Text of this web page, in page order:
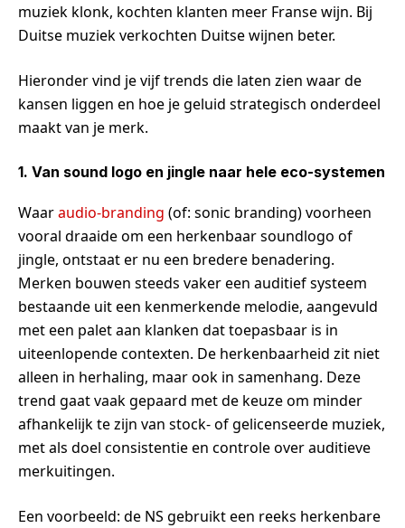
muziek klonk, kochten klanten meer Franse wijn. Bij
Duitse muziek verkochten Duitse wijnen beter.
Hieronder vind je vijf trends die laten zien waar de
kansen liggen en hoe je geluid strategisch onderdeel
maakt van je merk.
1. Van sound logo en jingle naar hele eco-systemen
Waaraudio-branding (of: sonic branding) voorheen
vooral draaide om een herkenbaar soundlogo of
jingle, ontstaat er nu een bredere benadering.
Merken bouwen steeds vaker een auditief systeem
bestaande uit een kenmerkende melodie, aangevuld
met een palet aan klanken dat toepasbaar is in
uiteenlopende contexten. De herkenbaarheid zit niet
alleen in herhaling, maar ook in samenhang. Deze
trend gaat vaak gepaard met de keuze om minder
afhankelijk te zijn van stock- of gelicenseerde muziek,
met als doel consistentie en controle over auditieve
merkuitingen.
Een voorbeeld: de NS gebruikt een reeks herkenbare